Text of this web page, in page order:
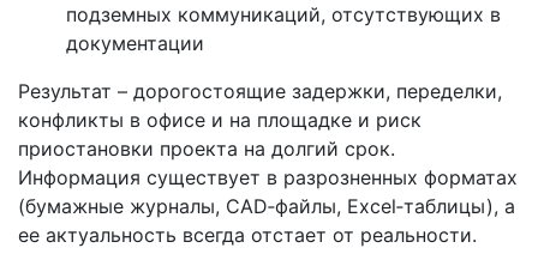
подземных коммуникаций, отсутствующих в
документации
Результат – дорогостоящие задержки, переделки,
конфликты в офисе и на площадке и риск
приостановки проекта на долгий срок.
Информация существует в разрозненных форматах
(бумажные журналы, CAD‑файлы, Excel‑таблицы), а
ее актуальность всегда отстает от реальности.